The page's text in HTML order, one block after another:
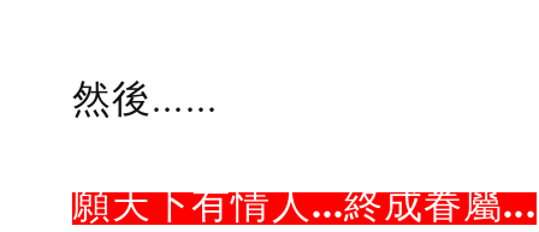
然後......
願天下有情人...終成眷屬...